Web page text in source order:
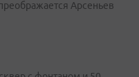
Арсеньев